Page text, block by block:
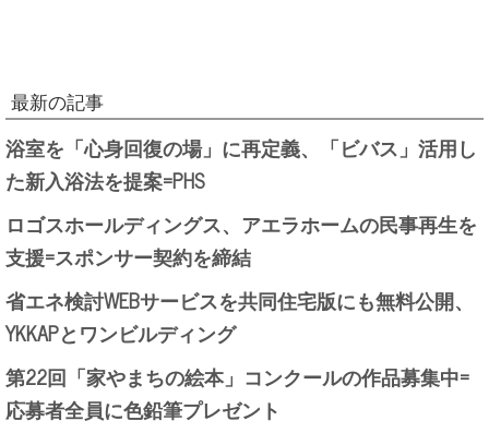
最新の記事
浴室を「心身回復の場」に再定義、「ビバス」活用し
た新入浴法を提案=PHS
ロゴスホールディングス、アエラホームの民事再生を
支援=スポンサー契約を締結
省エネ検討WEBサービスを共同住宅版にも無料公開、
YKKAPとワンビルディング
第22回「家やまちの絵本」コンクールの作品募集中=
応募者全員に色鉛筆プレゼント